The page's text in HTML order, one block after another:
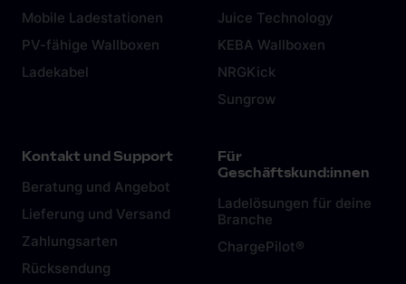
Mobile Ladestationen
PV-fähige Wallboxen
Ladekabel
Juice Technology
KEBA Wallboxen
NRGKick
Sungrow
Kontakt und Support
Beratung und Angebot
Lieferung und Versand
Zahlungsarten
Rücksendung
Für
Geschäftskund:innen
Ladelösungen für deine
Branche
ChargePilot®